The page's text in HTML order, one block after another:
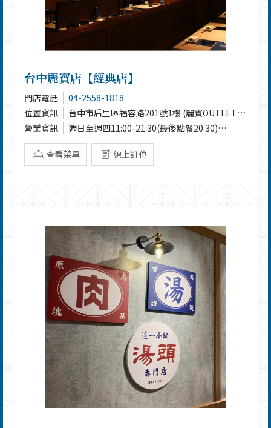
台中麗寶店【經典店】
門店電話
04-2558-1818
位置資訊
台中市后里區福容路201號1樓 (麗寶OUTLET
MALL)
營業資訊
週日至週四11:00-21:30(最後點餐20:30)
週五及週六11:00-22:00(最後點餐21:00)
查看菜單
線上訂位